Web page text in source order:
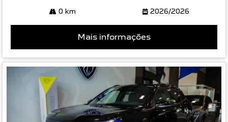
0 km 2026/2026
Mais informações